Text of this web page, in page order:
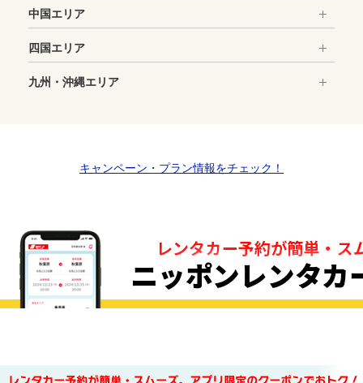
＞Googleマップで確認する
住所：群馬県高崎市あら町3-9
店舗詳細・予約はこちら
中国エリア
四国エリア
九州・沖縄エリア
キャンペーン・プラン情報をチェック！